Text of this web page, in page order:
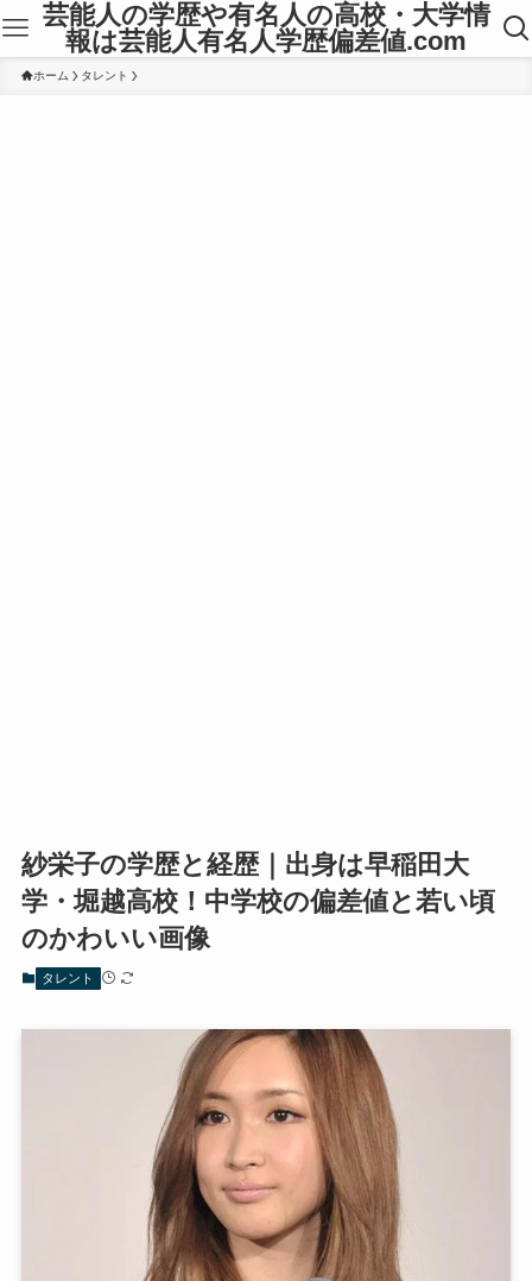
芸能人の学歴や有名人の高校・大学情
報は芸能人有名人学歴偏差値.com
ホーム タレント
紗栄子の学歴と経歴｜出身は早稲田大
学・堀越高校！中学校の偏差値と若い頃
のかわいい画像
タレント